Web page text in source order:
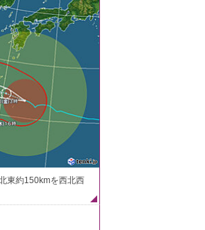
東約150kmを西北西